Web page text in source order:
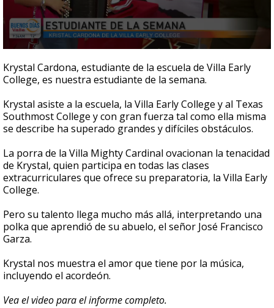
seconds
of
4
49
seconds
Krystal Cardona, estudiante de la escuela de Villa Early
College, es nuestra estudiante de la semana.
Krystal asiste a la escuela, la Villa Early College y al Texas
Southmost College y con gran fuerza tal como ella misma
se describe ha superado grandes y difíciles obstáculos.
La porra de la Villa Mighty Cardinal ovacionan la tenacidad
de Krystal, quien participa en todas las clases
extracurriculares que ofrece su preparatoria, la Villa Early
College.
Pero su talento llega mucho más allá, interpretando una
polka que aprendió de su abuelo, el señor José Francisco
Garza.
Krystal nos muestra el amor que tiene por la música,
incluyendo el acordeón.
Vea el video para el informe completo.